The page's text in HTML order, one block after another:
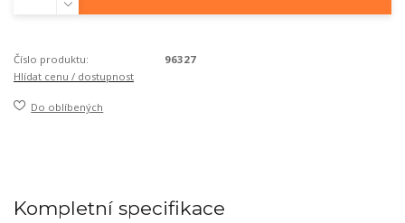
Číslo produktu:
96327
Hlídat cenu / dostupnost
Do oblíbených
Kompletní specifikace